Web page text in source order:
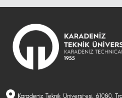
Karadeniz Teknik Üniversitesi, 61080,